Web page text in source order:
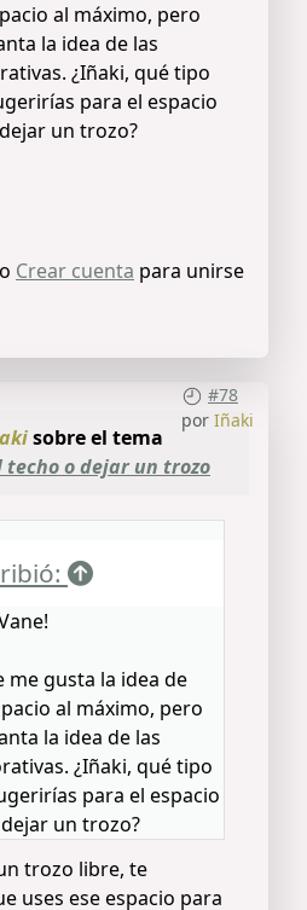
al máximo, pero
la idea de las
¿Iñaki, qué tipo
para el espacio
un trozo?
o Crear cuenta para unirse
#78
por Iñaki
sobre el tema
o dejar un trozo
me gusta la idea de
al máximo, pero
la idea de las
¿Iñaki, qué tipo
para el espacio
un trozo?
trozo libre, te
uses ese espacio para